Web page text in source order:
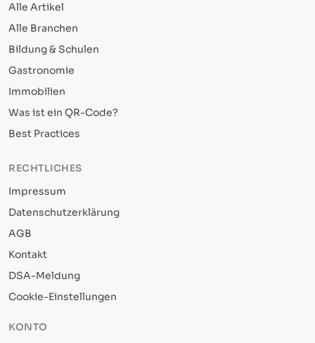
Alle Artikel
Alle Branchen
Bildung & Schulen
Gastronomie
Immobilien
Was ist ein QR-Code?
Best Practices
RECHTLICHES
Impressum
Datenschutzerklärung
AGB
Kontakt
DSA-Meldung
Cookie-Einstellungen
KONTO